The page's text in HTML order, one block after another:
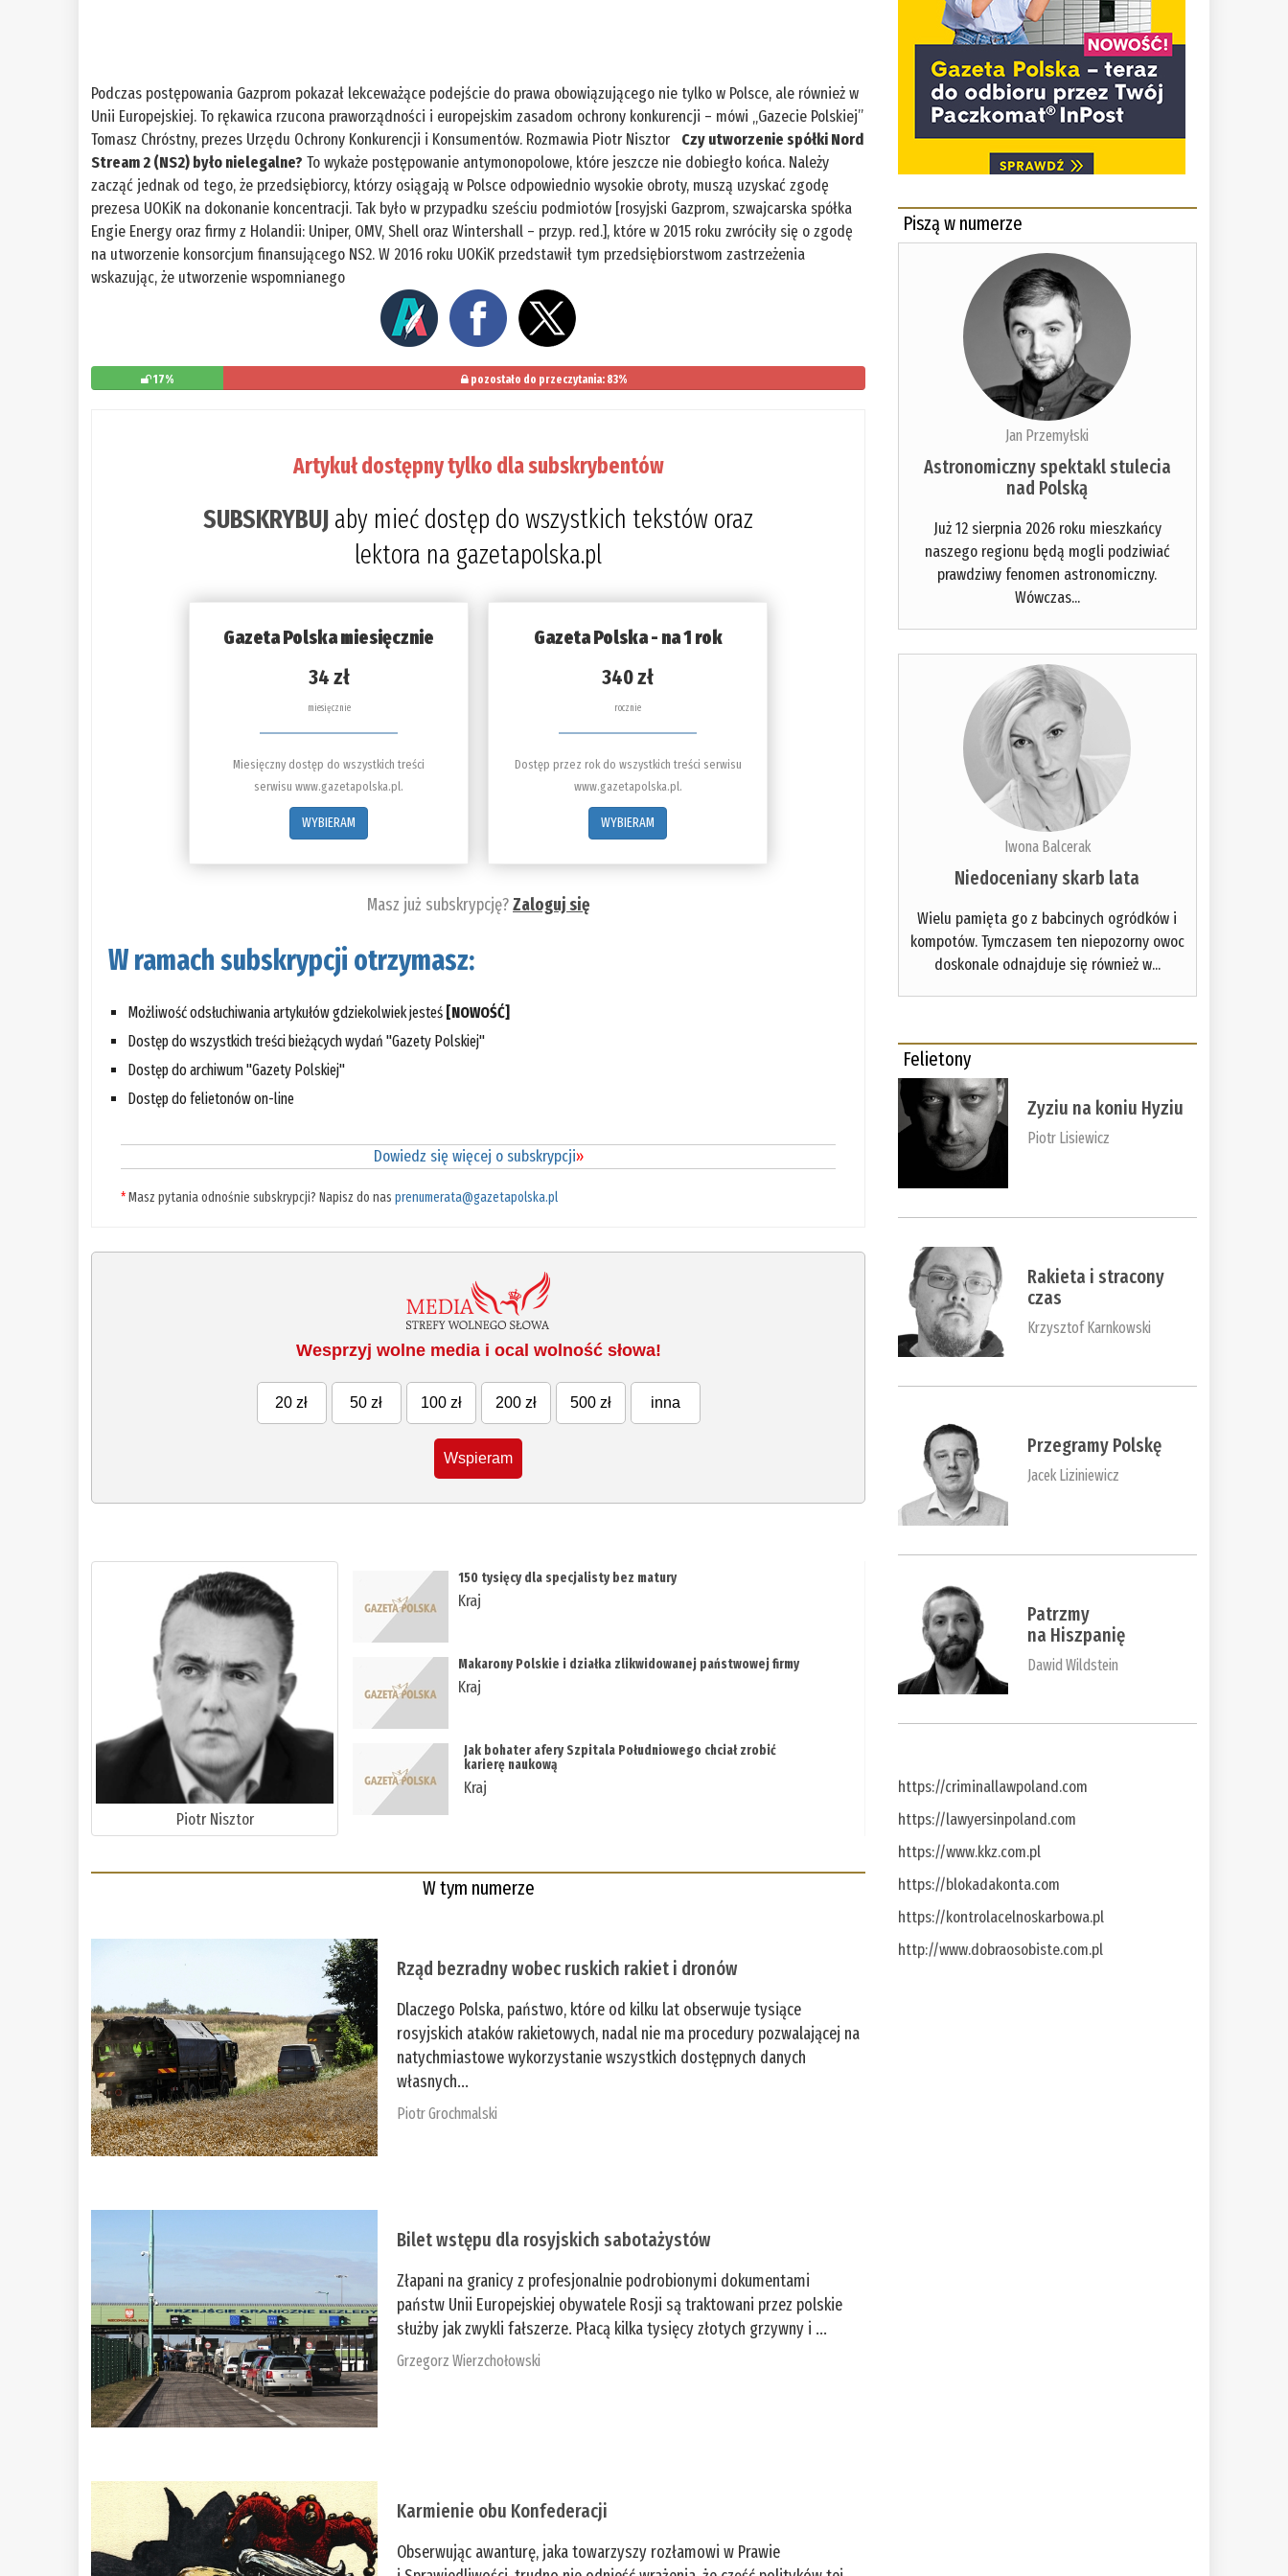
Podczas postępowania Gazprom pokazał lekceważące podejście do prawa obowiązującego nie tylko w Polsce, ale również w
Unii Europejskiej. To rękawica rzucona praworządności i europejskim zasadom ochrony konkurencji – mówi „Gazecie Polskiej”
Tomasz Chróstny, prezes Urzędu Ochrony Konkurencji i Konsumentów. Rozmawia Piotr Nisztor Czy utworzenie spółki Nord
Stream 2 (NS2) było nielegalne? To wykaże postępowanie antymonopolowe, które jeszcze nie dobiegło końca. Należy
zacząć jednak od tego, że przedsiębiorcy, którzy osiągają w Polsce odpowiednio wysokie obroty, muszą uzyskać zgodę
prezesa UOKiK na dokonanie koncentracji. Tak było w przypadku sześciu podmiotów [rosyjski Gazprom, szwajcarska spółka
Engie Energy oraz firmy z Holandii: Uniper, OMV, Shell oraz Wintershall – przyp. red.], które w 2015 roku zwróciły się o zgodę
na utworzenie konsorcjum finansującego NS2. W 2016 roku UOKiK przedstawił tym przedsiębiorstwom zastrzeżenia
wskazując, że utworzenie wspomnianego
17% pozostało do przeczytania: 83%
Artykuł dostępny tylko dla subskrybentów
SUBSKRYBUJ aby mieć dostęp do wszystkich tekstów oraz
lektora na gazetapolska.pl
Gazeta Polska miesięcznie
34 zł
miesięcznie
Miesięczny dostęp do wszystkich treści
serwisu www.gazetapolska.pl.
WYBIERAM
Gazeta Polska - na 1 rok
340 zł
rocznie
Dostęp przez rok do wszystkich treści serwisu
www.gazetapolska.pl.
WYBIERAM
Masz już subskrypcję?Zaloguj się
W ramach subskrypcji otrzymasz:
Możliwość odsłuchiwania artykułów gdziekolwiek jesteś [NOWOŚĆ]
Dostęp do wszystkich treści bieżących wydań "Gazety Polskiej"
Dostęp do archiwum "Gazety Polskiej"
Dostęp do felietonów on-line
Dowiedz się więcej o subskrypcji»
*Masz pytania odnośnie subskrypcji? Napisz do nasprenumerata@gazetapolska.pl
Wesprzyj wolne media i ocal wolność słowa!
20 zł 50 zł 100 zł 200 zł 500 zł inna
Wspieram
Piotr Nisztor
150 tysięcy dla specjalisty bez matury
Kraj
Makarony Polskie i działka zlikwidowanej państwowej firmy
Kraj
Jak bohater afery Szpitala Południowego chciał zrobić
karierę naukową
Kraj
W tym numerze
Rząd bezradny wobec ruskich rakiet i dronów
Dlaczego Polska, państwo, które od kilku lat obserwuje tysiące
rosyjskich ataków rakietowych, nadal nie ma procedury pozwalającej na
natychmiastowe wykorzystanie wszystkich dostępnych danych
własnych...
Piotr Grochmalski
Bilet wstępu dla rosyjskich sabotażystów
Złapani na granicy z profesjonalnie podrobionymi dokumentami
państw Unii Europejskiej obywatele Rosji są traktowani przez polskie
służby jak zwykli fałszerze. Płacą kilka tysięcy złotych grzywny i ...
Grzegorz Wierzchołowski
Karmienie obu Konfederacji
Obserwując awanturę, jaka towarzyszy rozłamowi w Prawie
Piszą w numerze
Jan Przemyłski
Astronomiczny spektakl stulecia
nad Polską
Już 12 sierpnia 2026 roku mieszkańcy
naszego regionu będą mogli podziwiać
prawdziwy fenomen astronomiczny.
Wówczas...
Iwona Balcerak
Niedoceniany skarb lata
Wielu pamięta go z babcinych ogródków i
kompotów. Tymczasem ten niepozorny owoc
doskonale odnajduje się również w...
Felietony
Zyziu na koniu Hyziu
Piotr Lisiewicz
Rakieta i stracony
czas
Krzysztof Karnkowski
Przegramy Polskę
Jacek Liziniewicz
Patrzmy
na Hiszpanię
Dawid Wildstein
https://criminallawpoland.com
https://lawyersinpoland.com
https://www.kkz.com.pl
https://blokadakonta.com
https://kontrolacelnoskarbowa.pl
http://www.dobraosobiste.com.pl